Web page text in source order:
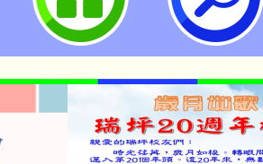
起生效-桃園市立瑞坪